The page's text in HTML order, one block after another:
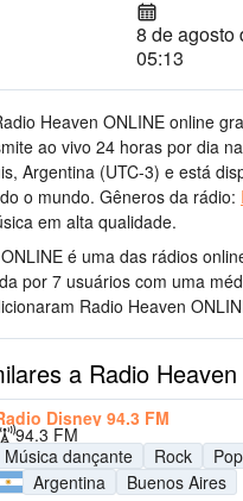
8 de agosto
05:13
Heaven ONLINE online
ao vivo 24 horas por dia
Argentina (UTC-3) e está
o mundo. Gêneros da rádio:
em alta qualidade.
é uma das rádios
por 7 usuários com uma
Radio Heaven
a Radio
Disney 94.3 FM
94.3 FM
Música dançante
Rock Pop
Argentina
Buenos Aires